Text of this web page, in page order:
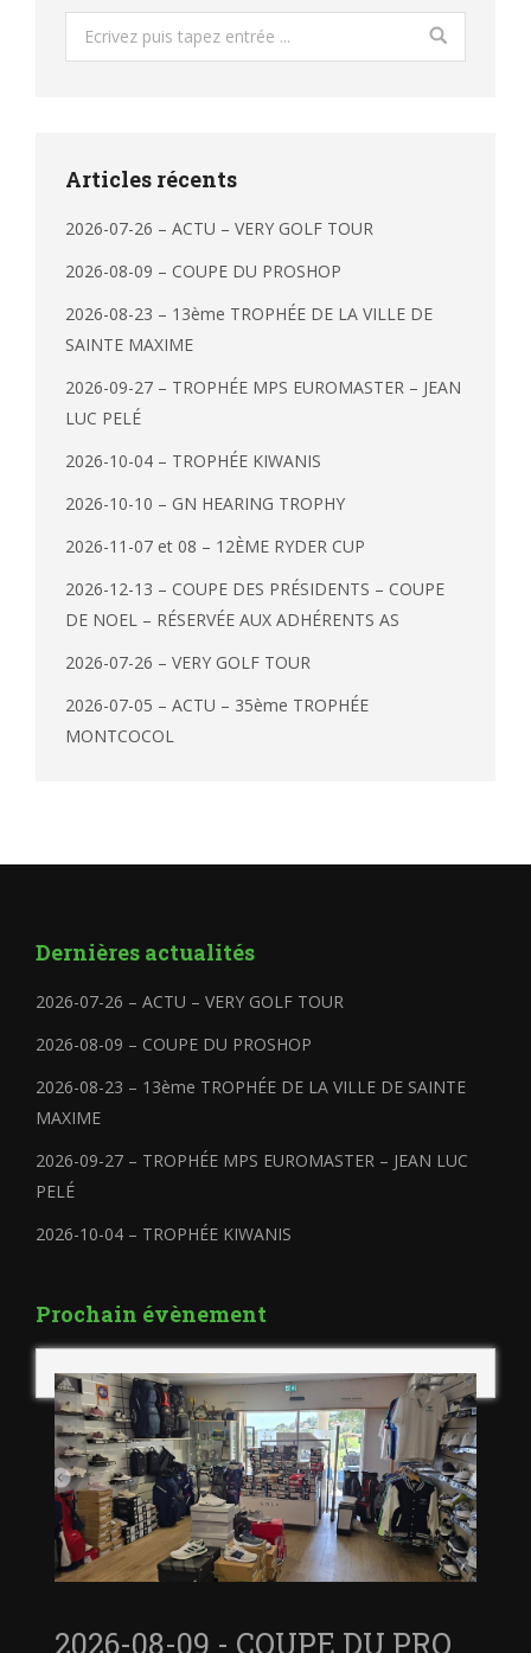
Search:
Articles récents
2026-07-26 – ACTU – VERY GOLF TOUR
2026-08-09 – COUPE DU PROSHOP
2026-08-23 – 13ème TROPHÉE DE LA VILLE DE
SAINTE MAXIME
2026-09-27 – TROPHÉE MPS EUROMASTER – JEAN
LUC PELÉ
2026-10-04 – TROPHÉE KIWANIS
2026-10-10 – GN HEARING TROPHY
2026-11-07 et 08 – 12ÈME RYDER CUP
2026-12-13 – COUPE DES PRÉSIDENTS – COUPE
DE NOEL – RÉSERVÉE AUX ADHÉRENTS AS
2026-07-26 – VERY GOLF TOUR
2026-07-05 – ACTU – 35ème TROPHÉE
MONTCOCOL
Dernières actualités
2026-07-26 – ACTU – VERY GOLF TOUR
2026-08-09 – COUPE DU PROSHOP
2026-08-23 – 13ème TROPHÉE DE LA VILLE DE SAINTE
MAXIME
2026-09-27 – TROPHÉE MPS EUROMASTER – JEAN LUC
PELÉ
2026-10-04 – TROPHÉE KIWANIS
Prochain évènement
2026-08-09 - COUPE DU PRO